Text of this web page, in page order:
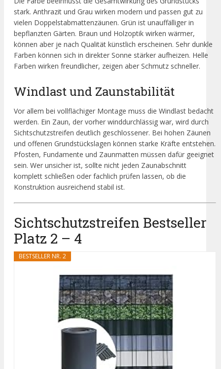
stark. Anthrazit und Grau wirken modern und passen gut zu
vielen Doppelstabmattenzäunen. Grün ist unauffälliger in
bepflanzten Gärten. Braun und Holzoptik wirken wärmer,
können aber je nach Qualität künstlich erscheinen. Sehr dunkle
Farben können sich in direkter Sonne stärker aufheizen. Helle
Farben wirken freundlicher, zeigen aber Schmutz schneller.
Windlast und Zaunstabilität
Vor allem bei vollflächiger Montage muss die Windlast bedacht
werden. Ein Zaun, der vorher winddurchlässig war, wird durch
Sichtschutzstreifen deutlich geschlossener. Bei hohen Zäunen
und offenen Grundstückslagen können starke Kräfte entstehen.
Pfosten, Fundamente und Zaunmatten müssen dafür geeignet
sein. Wer unsicher ist, sollte nicht jeden Zaunabschnitt
komplett schließen oder fachlich prüfen lassen, ob die
Konstruktion ausreichend stabil ist.
Sichtschutzstreifen Bestseller
Platz 2 – 4
BESTSELLER NR. 2